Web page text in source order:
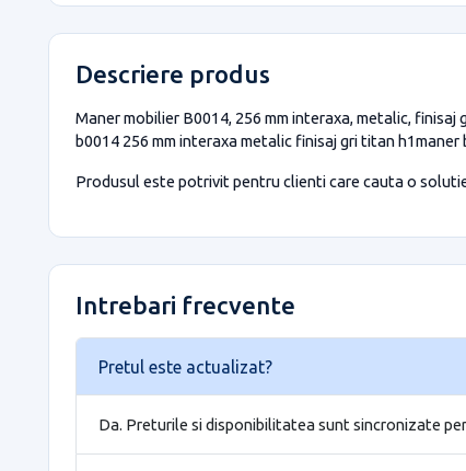
Descriere produs
Maner mobilier B0014, 256 mm interaxa, metalic,
b0014 256 mm interaxa metalic finisaj gri titan
Produsul este potrivit pentru clienti care cauta o
Intrebari frecvente
Pretul este actualizat?
Da. Preturile si disponibilitatea sunt sincronizate